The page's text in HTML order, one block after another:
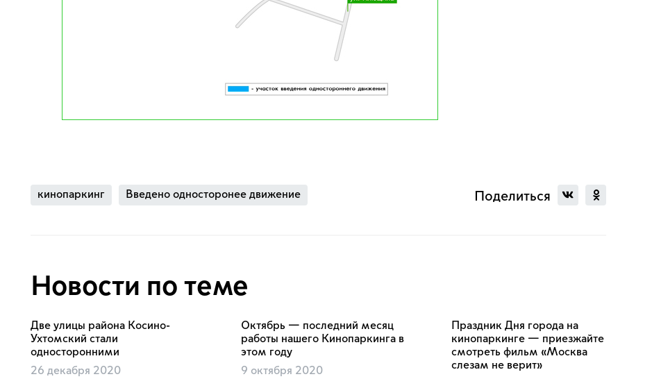
кинопаркинг Введено односторонее движение Поделиться
Новости по теме
Две улицы района Косино-
Ухтомский стали
односторонними
26 декабря 2020
Октябрь — последний месяц
работы нашего Кинопаркинга в
этом году
9 октября 2020
Праздник Дня города на
кинопаркинге — приезжайте
смотреть фильм «Москва
слезам не верит»